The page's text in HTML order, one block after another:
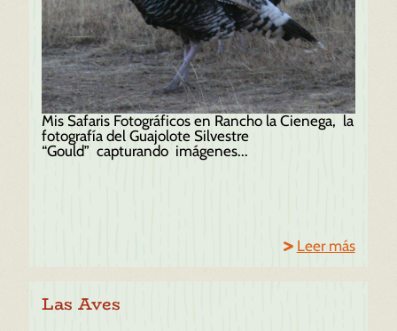
Mis Safaris Fotográficos en Rancho la Cienega, la
fotografía del Guajolote Silvestre
“Gould” capturando imágenes...
Leer más
Las Aves